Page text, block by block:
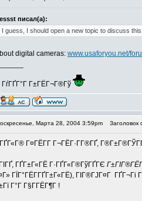
писал(а):
I guess, I should open a new topic to discuss this
digital cameras: www.usaforyou.net/
Г±ГЁГ¬Г®Гў
Марта 28, 2004 3:59pm Заголовок
Г¤ГЁГ­Г Г¬ГЁГ·Г­Г®ГҐ,
ГҐГ±Г«ГЁ Г·ГҐГ«Г®ГўГҐГЄ
ГЇГ°ГЁГ­ГҐГ±Г«ГЁ), ГІГ®ГЈГ¤Г ГҐГ¬Гі
Г°Г Г§Г­ГЁГ¶Г !